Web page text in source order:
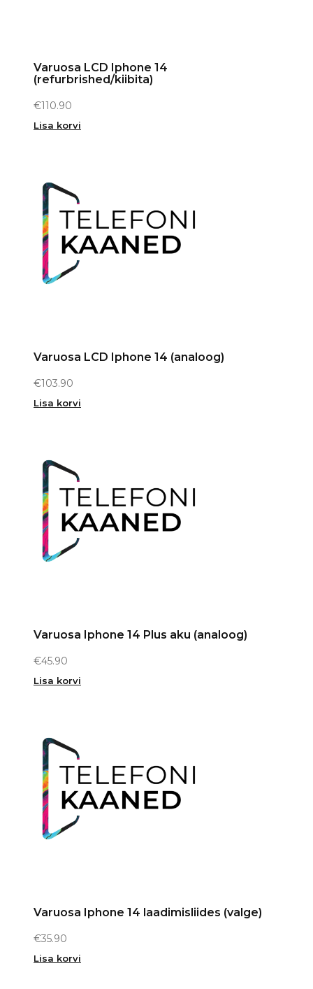
Varuosa LCD Iphone 14
(refurbrished/kiibita)
€110.90
Lisa korvi
Varuosa LCD Iphone 14 (analoog)
€103.90
Lisa korvi
Varuosa Iphone 14 Plus aku (analoog)
€45.90
Lisa korvi
Varuosa Iphone 14 laadimisliides (valge)
€35.90
Lisa korvi